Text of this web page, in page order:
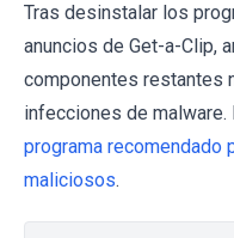
Tras desinstalar los
anuncios de Get-a-Clip,
componentes restantes
infecciones de malware.
programa recomendado
maliciosos.